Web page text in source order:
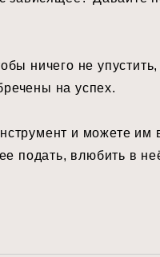
ничего не
на успех.
и можете им
подать, влюбить в